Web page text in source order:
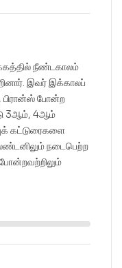
நீண்டகாலம்
இவர் இக்காலப்
பிரான்ஸ் போன்ற
3ஆம், 4ஆம்
கட்டுரைகளை
நடைபெற்ற
போன்றவற்றிலும்